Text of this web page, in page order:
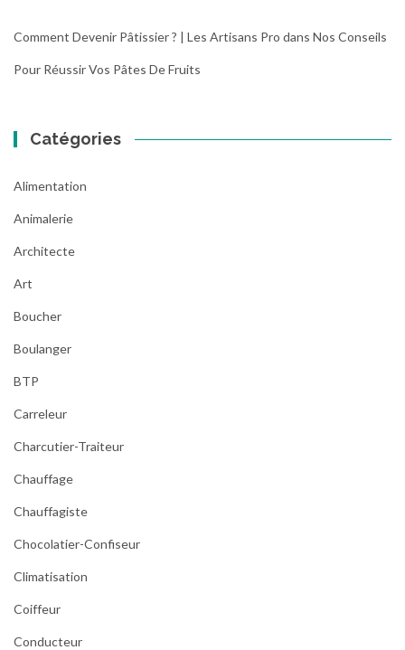
Comment Devenir Pâtissier ? | Les Artisans Pro dans Nos Conseils
Pour Réussir Vos Pâtes De Fruits
Catégories
Alimentation
Animalerie
Architecte
Art
Boucher
Boulanger
BTP
Carreleur
Charcutier-Traiteur
Chauffage
Chauffagiste
Chocolatier-Confiseur
Climatisation
Coiffeur
Conducteur